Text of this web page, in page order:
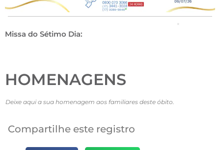
Missa do Sétimo Dia:
HOMENAGENS
Deixe aqui a sua homenagem aos familiares deste óbito.
Compartilhe este registro